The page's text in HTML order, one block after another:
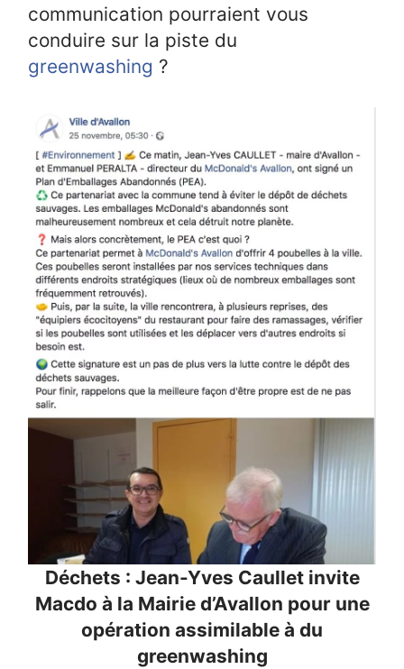
communication pourraient vous
conduire sur la piste du
greenwashing ?
Déchets : Jean-Yves Caullet invite
Macdo à la Mairie d’Avallon pour une
opération assimilable à du
greenwashing